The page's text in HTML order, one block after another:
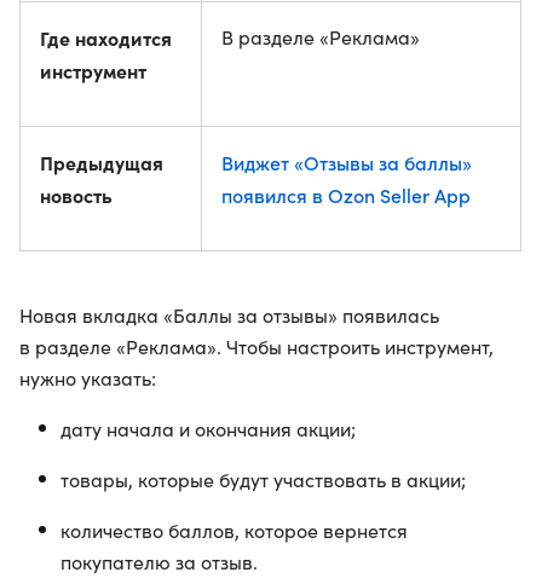
Где находится
инструмент
В разделе «Реклама»
Предыдущая
новость
Виджет «Отзывы за баллы»
появился в Ozon Seller App
Новая вкладка «Баллы за отзывы» появилась
в разделе «Реклама». Чтобы настроить инструмент,
нужно указать:
дату начала и окончания акции;
товары, которые будут участвовать в акции;
количество баллов, которое вернется
покупателю за отзыв.